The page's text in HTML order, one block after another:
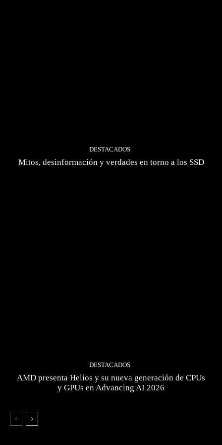
DESTACADOS
Mitos, desinformación y verdades en torno a los SSD
DESTACADOS
AMD presenta Helios y su nueva generación de CPUs
y GPUs en Advancing AI 2026